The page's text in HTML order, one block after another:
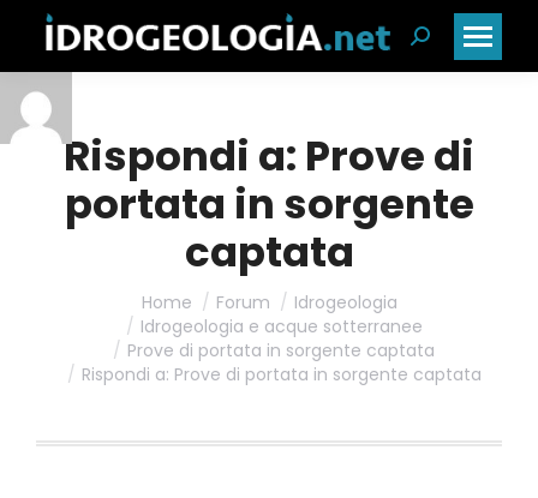
Cerca:
Rispondi a: Prove di
portata in sorgente
captata
Home Forum
Idrogeologia
Idrogeologia e acque sotterranee
Prove di portata in sorgente captata
Rispondi a: Prove di portata in sorgente captata